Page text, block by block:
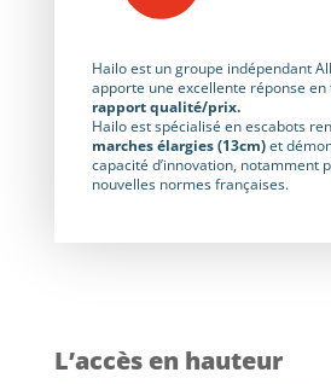
Hailo est un groupe indépendant
apporte une excellente réponse en
rapport qualité/prix.
Hailo est spécialisé en escabots
marches élargies (13cm)et
capacité d’innovation, notamment
nouvelles normes françaises.
L’accès en hauteur